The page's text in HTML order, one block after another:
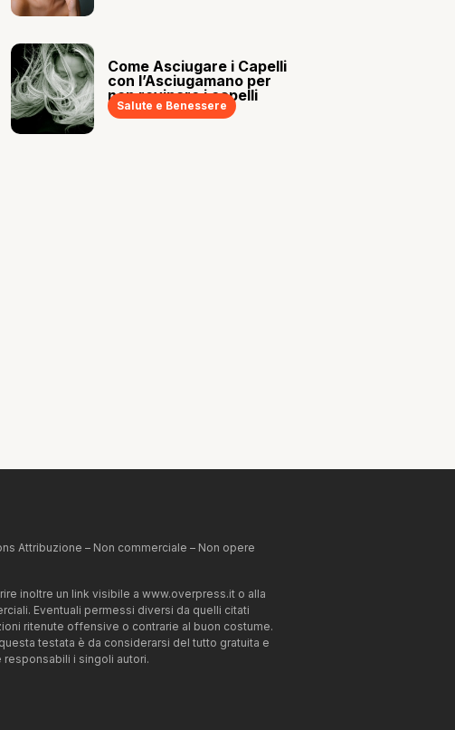
Come Asciugare i Capelli
con l’Asciugamano per
non rovinare i capelli
Salute e Benessere
Attribuzione – Non commerciale – Non opere
inoltre un link visibile a www.overpress.it o alla
Eventuali permessi diversi da quelli citati
ritenute offensive o contrarie al buon costume.
testata è da considerarsi del tutto gratuita e
i singoli autori.